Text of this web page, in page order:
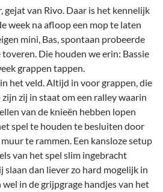
gejat van Rivo. Daar is het kennelijk
week na afloop een mop te laten
mini, Bas, spontaan probeerde
Die houden we erin: Bassie
grappen tappen.
het veld. Altijd in voor grappen, die
zij in staat om een ralley waarin
van de knieën hebben lopen
spel te houden te besluiten door
te rammen. Een kansloze setup
van het spel slim ingebracht
slaan dan liever zo hard mogelijk in
in de grijpgrage handjes van het